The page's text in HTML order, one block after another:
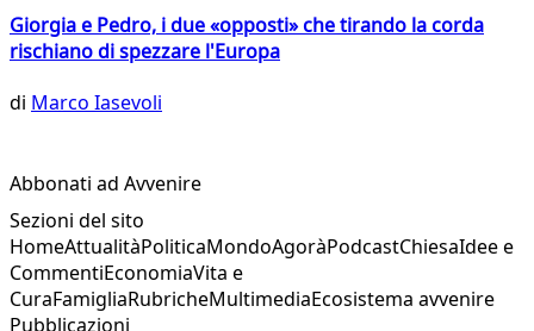
Giorgia e Pedro, i due «opposti» che tirando la corda
rischiano di spezzare l'Europa
di Marco Iasevoli
Abbonati ad Avvenire
Sezioni del sito
HomeAttualitàPoliticaMondoAgoràPodcastChiesaIdee e
CommentiEconomiaVita e
CuraFamigliaRubricheMultimediaEcosistema avvenire
Pubblicazioni